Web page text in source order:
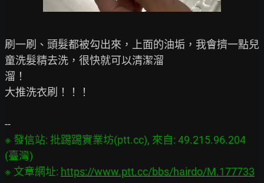
刷一刷、頭髮都被勾出來，上面的油垢，我會擠一點兒
童洗髮精去洗，很快就可以清潔溜
溜！
大推洗衣刷！！！
※ 發信站: 批踢踢實業坊(ptt.cc), 來自: 49.215.96.204
(臺灣)
※ 文章網址: https://www.ptt.cc/bbs/hairdo/M.177733